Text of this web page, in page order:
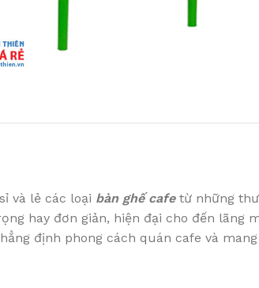
và lẻ các loại bàn ghế cafetừ những
hay đơn giản, hiện đại cho đến
định phong cách quán cafe và